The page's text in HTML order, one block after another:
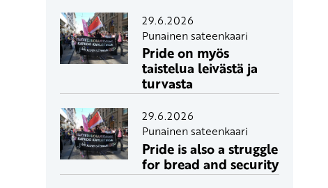
29.6.2026
Punainen sateenkaari
Pride on myös
taistelua leivästä ja
turvasta
29.6.2026
Punainen sateenkaari
Pride is also a struggle
for bread and security